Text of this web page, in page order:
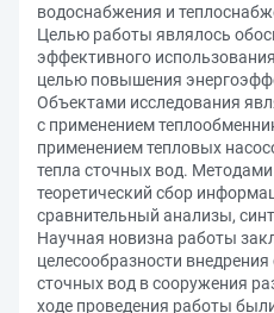
водоснабжения и
Целью работы являлось
эффективного
целью повышения
Объектами исследования
с применением
применением тепловых
тепла сточных вод.
теоретический сбор
сравнительный анализы,
Научная новизна работы
целесообразности
сточных вод в сооружения
ходе проведения работы